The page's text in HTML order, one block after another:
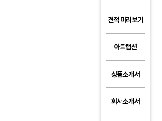
견적 미리보기
아트캡션
상품소개서
회사소개서